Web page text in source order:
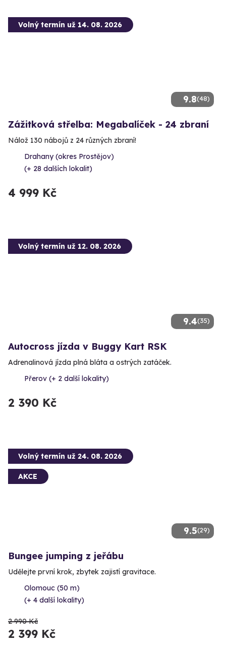
9.8(48)
Volný termín už 14. 08. 2026
Zážitková střelba: Megabalíček - 24 zbraní
Nálož 130 nábojů z 24 různých zbraní!
Drahany (okres Prostějov)
(+ 28 dalších lokalit)
4 999 Kč
9.4(35)
Volný termín už 12. 08. 2026
Autocross jízda v Buggy Kart RSK
Adrenalinová jízda plná bláta a ostrých zatáček.
Přerov (+ 2 další lokality)
2 390 Kč
9.5(29)
Volný termín už 24. 08. 2026
AKCE
Bungee jumping z jeřábu
Udělejte první krok, zbytek zajistí gravitace.
Olomouc (50 m)
(+ 4 další lokality)
2 990 Kč
2 399 Kč